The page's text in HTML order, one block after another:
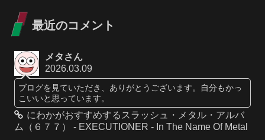
最近のコメント
メタさん
2026.03.09
ブログを見ていただき、ありがとうございます。自分もかっ
こいいと思っています。
にわかがおすすめするスラッシュ・メタル・アルバ
ム（６７７） - EXECUTIONER - In The Name Of Metal